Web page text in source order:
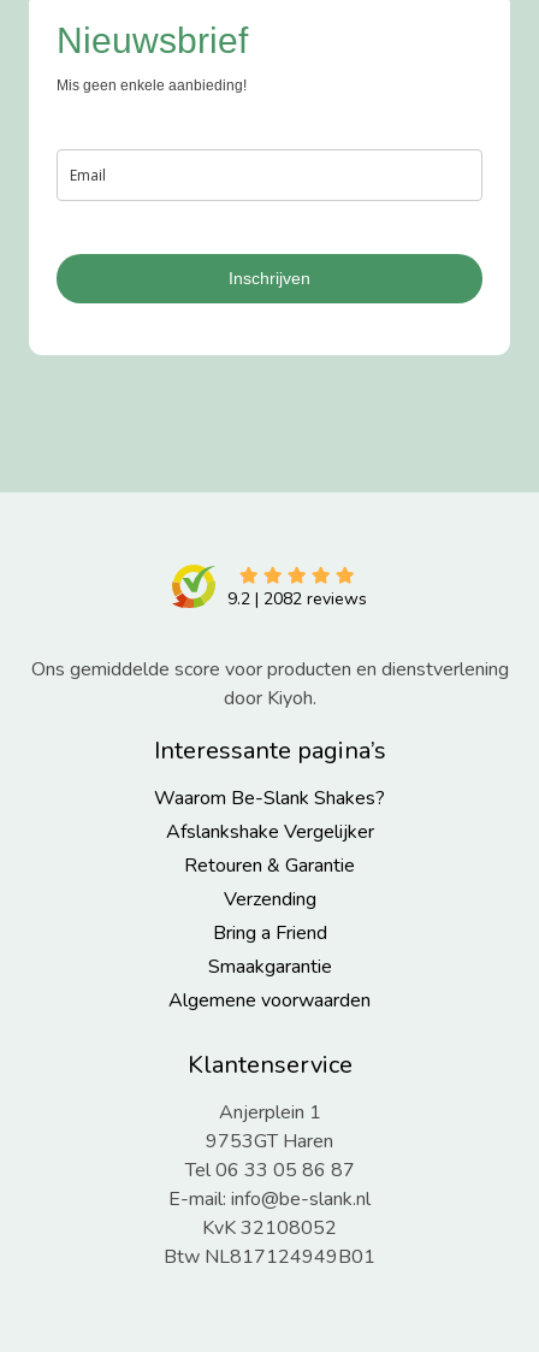
Nieuwsbrief
Mis geen enkele aanbieding!
Inschrijven
9.2 | 2082 reviews
Ons gemiddelde score voor producten en dienstverlening
door Kiyoh.
Interessante pagina’s
Waarom Be-Slank Shakes?
Afslankshake Vergelijker
Retouren & Garantie
Verzending
Bring a Friend
Smaakgarantie
Algemene voorwaarden
Klantenservice
Anjerplein 1
9753GT Haren
Tel 06 33 05 86 87
E-mail: info@be-slank.nl
KvK 32108052
Btw NL817124949B01